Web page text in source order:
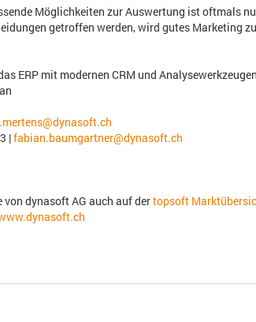
Möglichkeiten zur Auswertung ist oftmals
getroffen werden, wird gutes Marketing
ERP mit modernen CRM und
|fabian.baumgartner@dynasoft.ch
dynasoft AG auch auf dertopsoft